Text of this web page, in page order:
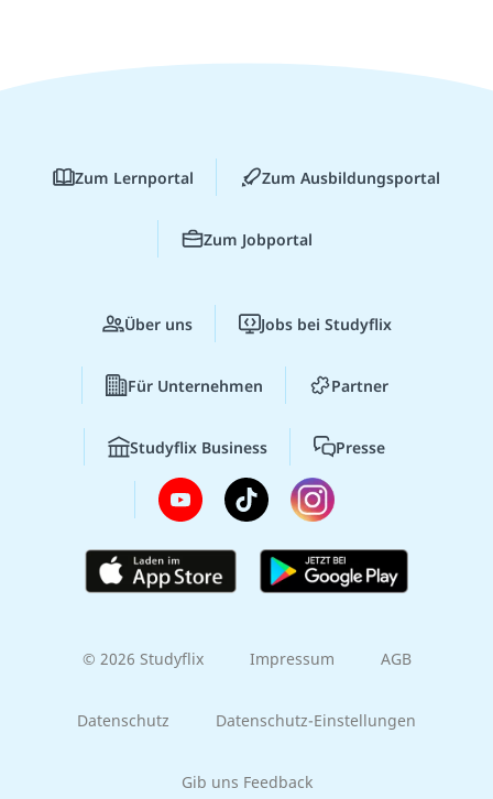
Zum Lernportal Zum Ausbildungsportal
Zum Jobportal
Über uns Jobs bei Studyflix
Für Unternehmen Partner
Studyflix Business Presse
© 2026 Studyflix Impressum AGB
Datenschutz Datenschutz-Einstellungen
Gib uns Feedback